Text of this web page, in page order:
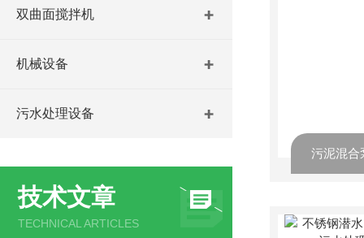
双曲面搅拌机
机械设备
污水处理设备
技术文章
TECHNICAL ARTICLES